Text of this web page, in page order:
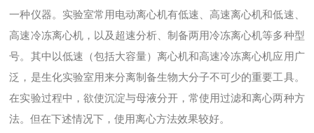
一种仪器。实验室常用电动离心机有低速、高速离心机和低速、
高速冷冻离心机，以及超速分析、制备两用冷冻离心机等多种型
号。其中以低速（包括大容量）离心机和高速冷冻离心机应用广
泛，是生化实验室用来分离制备生物大分子不可少的重要工具。
在实验过程中，欲使沉淀与母液分开，常使用过滤和离心两种方
法。但在下述情况下，使用离心方法效果较好。